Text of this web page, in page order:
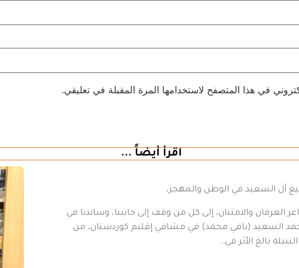
في هذا المتصفح لاستخدامها المرة المقبلة في تعليقي.
اقرأ أيضاً ...
آل السعيد في الوطن والمهجر،
والامتنان، إلى كل من وقف إلى جانبنا، وساندنا في
السعيد (بافي محمد) في مشافي إقليم كوردستان، من
بالغ الأثر في…